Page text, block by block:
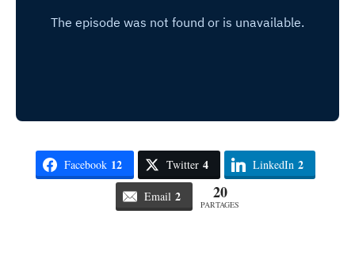
Facebook 12 Twitter 4 LinkedIn 2
Email 2 20
PARTAGES